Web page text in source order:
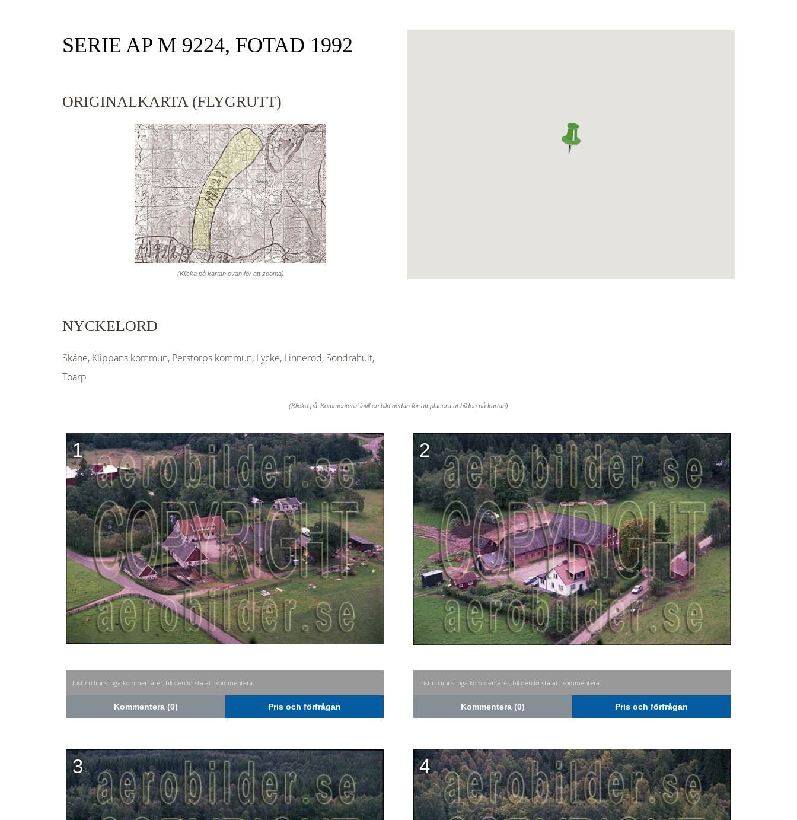
SERIE AP M 9224, FOTAD 1992
ORIGINALKARTA (FLYGRUTT)
(Klicka på kartan ovan för att zooma)
NYCKELORD
Skåne, Klippans kommun, Perstorps kommun, Lycke, Linneröd, Söndrahult,
Toarp
(Klicka på 'Kommentera' intill en bild nedan för att placera ut bilden på kartan)
1
Just nu finns inga kommentarer, bli den första att kommentera.
Kommentera (0) Pris och förfrågan
2
Just nu finns inga kommentarer, bli den första att kommentera.
Kommentera (0) Pris och förfrågan
3 4